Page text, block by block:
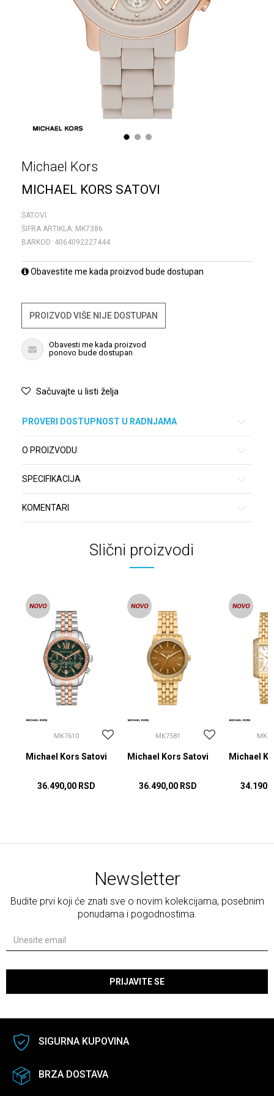
1 2 3
Michael Kors
MICHAEL KORS SATOVI
SATOVI
ŠIFRA ARTIKLA: MK7386
BARKOD: 4064092227444
Obavestite me kada proizvod bude dostupan
PROIZVOD VIŠE NIJE DOSTUPAN
Obavesti me kada proizvod
ponovo bude dostupan
Sačuvajte u listi želja
PROVERI DOSTUPNOST U RADNJAMA
O PROIZVODU
SPECIFIKACIJA
KOMENTARI
Slični proizvodi
MK7610
Michael Kors Satovi
36.490,00 RSD
MK7581
Michael Kors Satovi
36.490,00 RSD
Michael
Newsletter
Budite prvi koji će znati sve o novim kolekcijama, posebnim
ponudama i pogodnostima.
PRIJAVITE SE
SIGURNA KUPOVINA
BRZA DOSTAVA